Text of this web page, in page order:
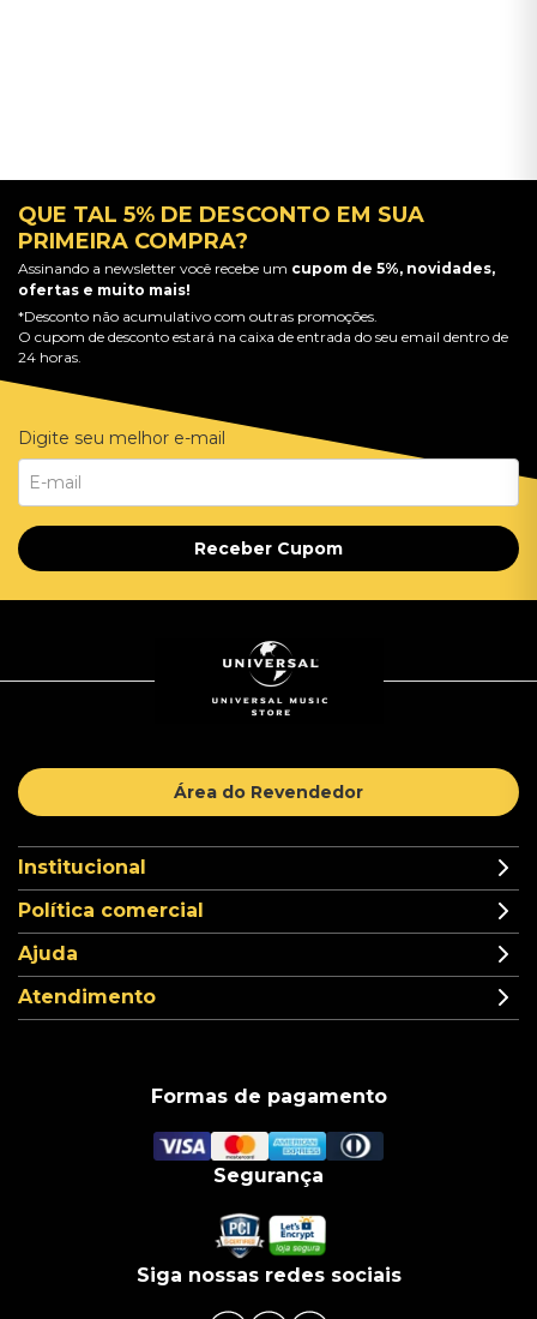
QUE TAL 5% DE DESCONTO EM SUA
PRIMEIRA COMPRA?
Assinando a newsletter você recebe um cupom de 5%, novidades,
ofertas e muito mais!
*Desconto não acumulativo com outras promoções.
O cupom de desconto estará na caixa de entrada do seu email dentro de
24 horas.
Digite seu melhor e-mail
Receber Cupom
Área do Revendedor
Institucional
Política comercial
Ajuda
Atendimento
Formas de pagamento
Segurança
Siga nossas redes sociais